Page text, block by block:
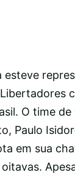
O time
Paulo
em sua